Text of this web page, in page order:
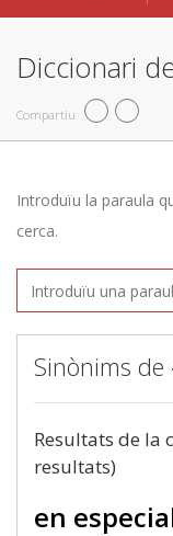
Diccionari
Compartiu
Introduïu la paraula
cerca.
Sinònims de
Resultats de la
resultats)
en